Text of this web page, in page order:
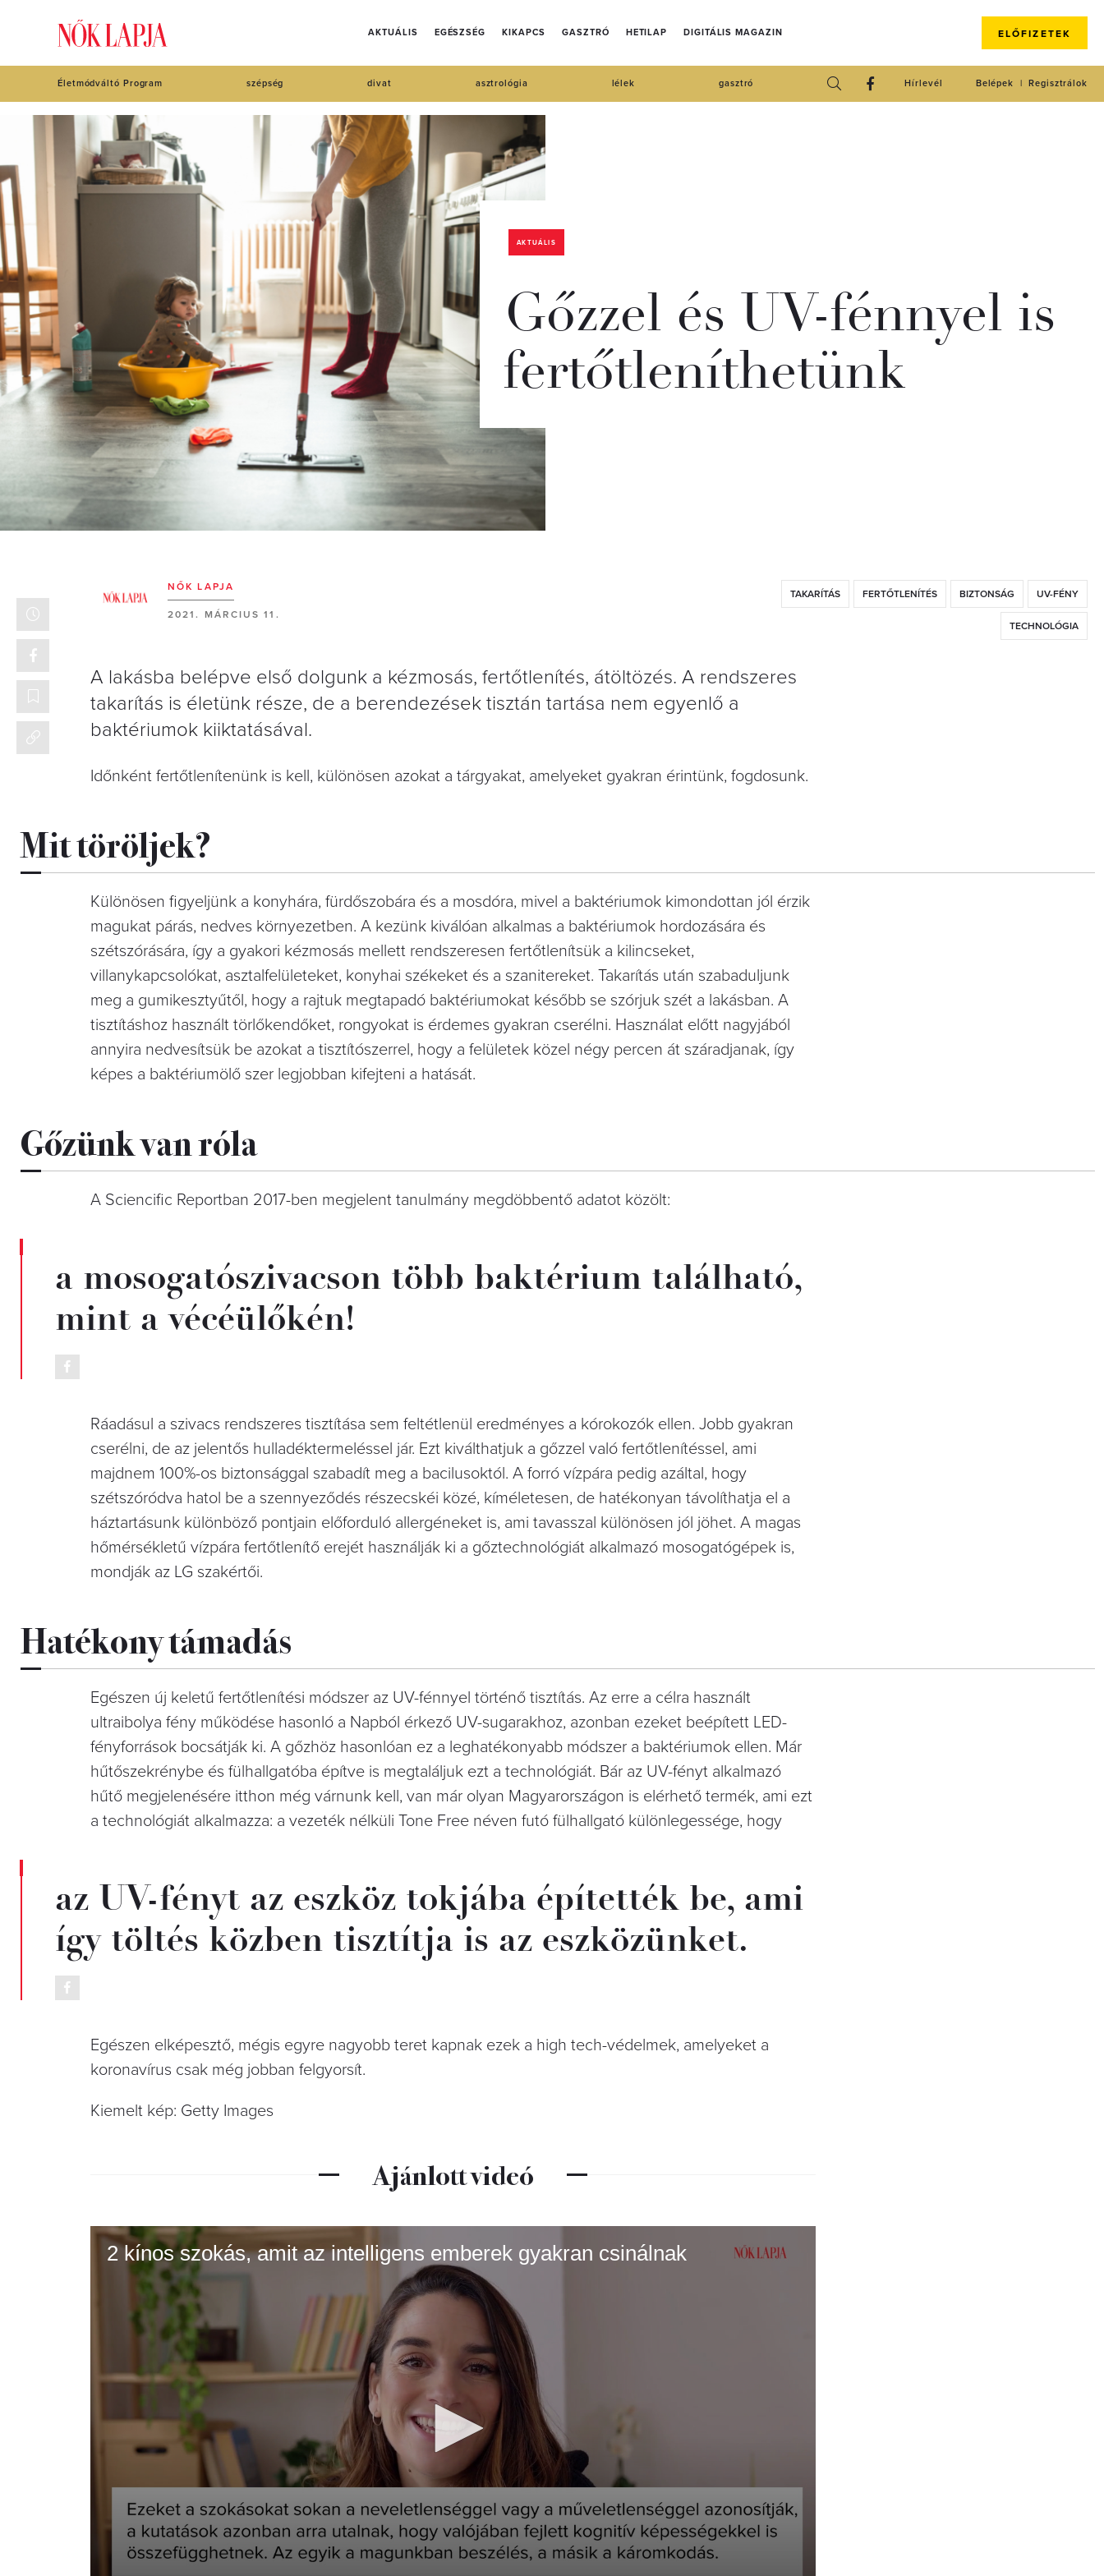
AKTUÁLIS EGÉSZSÉG KIKAPCS GASZTRÓ HETILAP DIGITÁLIS MAGAZIN ELŐFIZETEK
Életmódváltó Program szépség divat asztrológia lélek gasztró Regisztrálok
Belépek
Hírlevél
AKTUÁLIS
Gőzzel és UV-fénnyel is
fertőtleníthetünk
NŐK LAPJA
2021. MÁRCIUS 11.
TAKARÍTÁS FERTŐTLENÍTÉS BIZTONSÁG UV-FÉNY
TECHNOLÓGIA
A lakásba belépve első dolgunk a kézmosás, fertőtlenítés, átöltözés. A rendszeres
takarítás is életünk része, de a berendezések tisztán tartása nem egyenlő a
baktériumok kiiktatásával.
Időnként fertőtlenítenünk is kell, különösen azokat a tárgyakat, amelyeket gyakran érintünk, fogdosunk.
Mit töröljek?
Különösen figyeljünk a konyhára, fürdőszobára és a mosdóra, mivel a baktériumok kimondottan jól érzik
magukat párás, nedves környezetben. A kezünk kiválóan alkalmas a baktériumok hordozására és
szétszórására, így a gyakori kézmosás mellett rendszeresen fertőtlenítsük a kilincseket,
villanykapcsolókat, asztalfelületeket, konyhai székeket és a szanitereket. Takarítás után szabaduljunk
meg a gumikesztyűtől, hogy a rajtuk megtapadó baktériumokat később se szórjuk szét a lakásban. A
tisztításhoz használt törlőkendőket, rongyokat is érdemes gyakran cserélni. Használat előtt nagyjából
annyira nedvesítsük be azokat a tisztítószerrel, hogy a felületek közel négy percen át száradjanak, így
képes a baktériumölő szer legjobban kifejteni a hatását.
Gőzünk van róla
A Sciencific Reportban 2017-ben megjelent tanulmány megdöbbentő adatot közölt:
a mosogatószivacson több baktérium található,
mint a vécéülőkén!
Ráadásul a szivacs rendszeres tisztítása sem feltétlenül eredményes a kórokozók ellen. Jobb gyakran
cserélni, de az jelentős hulladéktermeléssel jár. Ezt kiválthatjuk a gőzzel való fertőtlenítéssel, ami
majdnem 100%-os biztonsággal szabadít meg a bacilusoktól. A forró vízpára pedig azáltal, hogy
szétszóródva hatol be a szennyeződés részecskéi közé, kíméletesen, de hatékonyan távolíthatja el a
háztartásunk különböző pontjain előforduló allergéneket is, ami tavasszal különösen jól jöhet. A magas
hőmérsékletű vízpára fertőtlenítő erejét használják ki a gőztechnológiát alkalmazó mosogatógépek is,
mondják az LG szakértői.
Hatékony támadás
Egészen új keletű fertőtlenítési módszer az UV-fénnyel történő tisztítás. Az erre a célra használt
ultraibolya fény működése hasonló a Napból érkező UV-sugarakhoz, azonban ezeket beépített LED-
fényforrások bocsátják ki. A gőzhöz hasonlóan ez a leghatékonyabb módszer a baktériumok ellen. Már
hűtőszekrénybe és fülhallgatóba építve is megtaláljuk ezt a technológiát. Bár az UV-fényt alkalmazó
hűtő megjelenésére itthon még várnunk kell, van már olyan Magyarországon is elérhető termék, ami ezt
a technológiát alkalmazza: a vezeték nélküli Tone Free néven futó fülhallgató különlegessége, hogy
az UV-fényt az eszköz tokjába építették be, ami
így töltés közben tisztítja is az eszközünket.
Egészen elképesztő, mégis egyre nagyobb teret kapnak ezek a high tech-védelmek, amelyeket a
koronavírus csak még jobban felgyorsít.
Kiemelt kép: Getty Images
Ajánlott videó
2 kínos szokás, amit az intelligens emberek gyakran csinálnak